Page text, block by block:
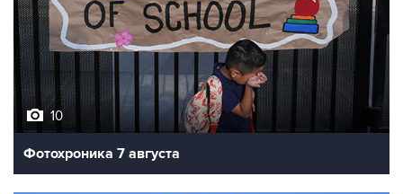
10
Фотохроника 7 августа